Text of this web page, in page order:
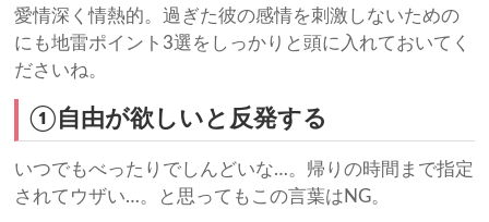
愛情深く情熱的。過ぎた彼の感情を刺激しないための
にも地雷ポイント3選をしっかりと頭に入れておいてく
ださいね。
①自由が欲しいと反発する
いつでもべったりでしんどいな…。帰りの時間まで指定
されてウザい…。と思ってもこの言葉はNG。